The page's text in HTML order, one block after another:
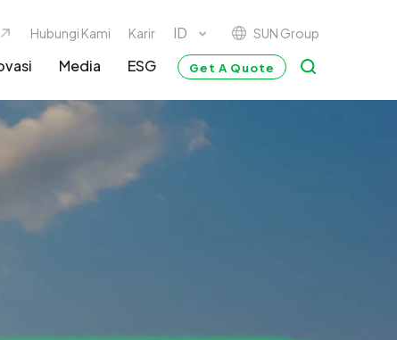
Hubungi Kami Karir SUN Group
Media ESG Get A Quote